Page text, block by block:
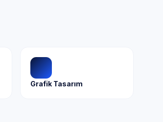
Grafik Tasarım